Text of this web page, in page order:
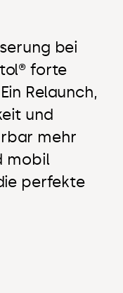
bei
forte
Relaunch,
und
mehr
mobil
perfekte